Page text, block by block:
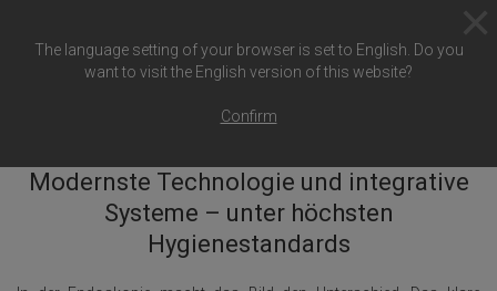
The language setting of your browser is set to English. Do you
want to visit the English version of this website?
Confirm
Endoskopie der Zukunft
Modernste Technologie und integrative
Systeme – unter höchsten
Hygienestandards